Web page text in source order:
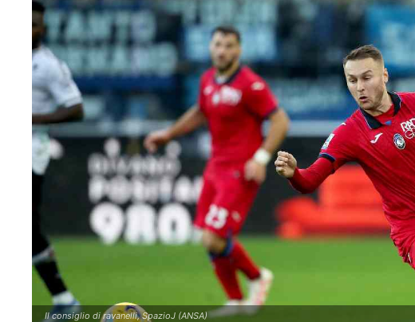
Il consiglio di ravanelli, SpazioJ (ANSA)